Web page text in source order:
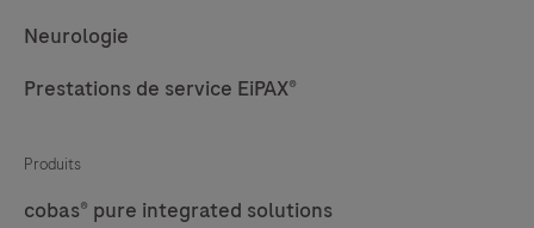
Neurologie
Prestations de service EiPAX®
Produits
cobas® pure integrated solutions